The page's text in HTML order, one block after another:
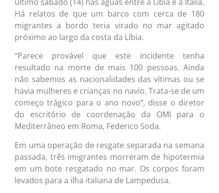
Há relatos de que um barco com cerca de 180
migrantes a bordo teria virado no mar agitado
próximo ao largo da costa da Líbia.
“Parece provável que este incidente tenha
resultado na morte de mais 100 pessoas. Ainda
não sabemos as nacionalidades das vítimas ou se
havia mulheres e crianças no navio. Trata-se de um
começo trágico para o ano novo”, disse o diretor
do escritório de coordenação da OMI para o
Mediterrâneo em Roma, Federico Soda.
Em uma operação de resgate separada na semana
passada, três imigrantes morreram de hipotermia
em um bote resgatado no mar. Os corpos foram
levados para a ilha italiana de Lampedusa.